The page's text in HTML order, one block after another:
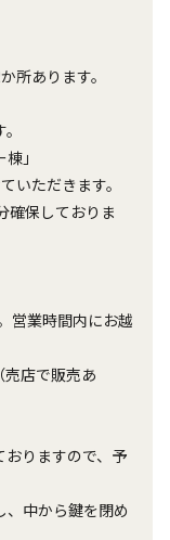
所あります。
」
ただきます。
保しておりま
業時間内にお越
店で販売あ
りますので、予
中から鍵を閉め